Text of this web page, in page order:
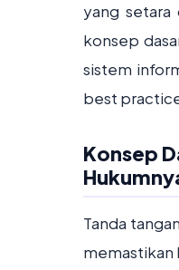
yang setara
konsep
sistem
best
Konsep
Tanda
memastikan